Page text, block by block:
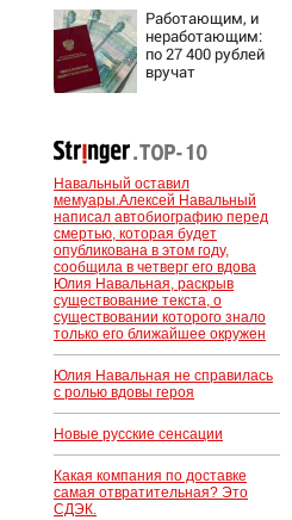
способом
Работающим, и
неработающим:
по 27 400 рублей
вручат
Навальный оставил
мемуары.Алексей Навальный
написал автобиографию перед
смертью, которая будет
опубликована в этом году,
сообщила в четверг его вдова
Юлия Навальная, раскрыв
существование текста, о
существовании которого знало
только его ближайшее окружен
Юлия Навальная не справилась
с ролью вдовы героя
Новые русские сенсации
Какая компания по доставке
самая отвратительная? Это
СДЭК.